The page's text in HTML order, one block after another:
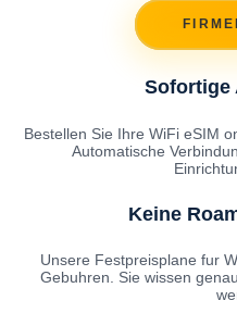
Sofortige
Bestellen Sie Ihre WiFi eSIM
Automatische
Keine
Unsere Festpreisplane fur
Gebuhren. Sie wissen